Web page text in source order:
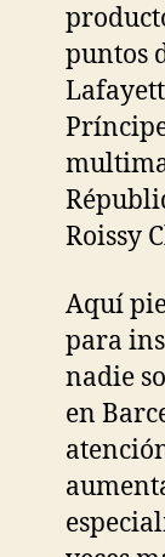
puntos
Roissy
Aquí
para
nadie
en